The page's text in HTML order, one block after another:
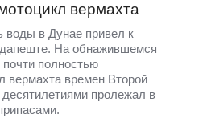
вермахта
воды в Дунае привел к
На обнажившемся
полностью
вермахта времен Второй
пролежал в